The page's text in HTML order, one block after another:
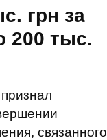
грн за
200 тыс.
связанного